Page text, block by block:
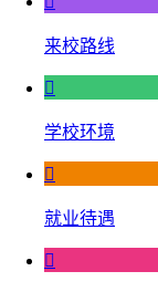
来校路线

学校环境

就业待遇
